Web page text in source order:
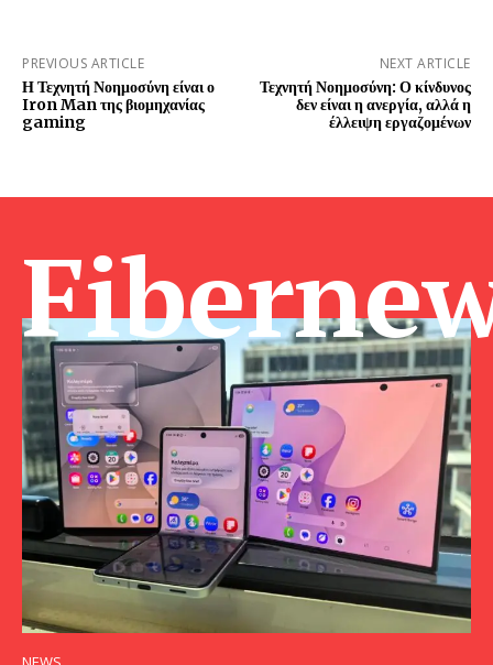
PREVIOUS ARTICLE
Η Τεχνητή Νοημοσύνη είναι ο
Iron Man της βιομηχανίας
gaming
NEXT ARTICLE
Τεχνητή Νοημοσύνη: Ο κίνδυνος
δεν είναι η ανεργία, αλλά η
έλλειψη εργαζομένων